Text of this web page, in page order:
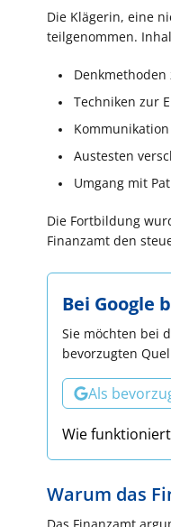
Die Klägerin, eine
teilgenommen.
Techniken zur
Austesten
Umgang mit
Die Fortbildung
Finanzamt den
Bei Google
Sie möchten bei
bevorzugten
Als
Wie
Warum das